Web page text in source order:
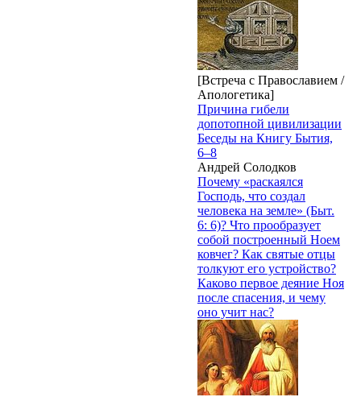
[Встреча с Православием /
Апологетика]
Причина гибели
допотопной цивилизации
Беседы на Книгу Бытия,
6–8
Андрей Солодков
Почему «раскаялся
Господь, что создал
человека на земле» (Быт.
6: 6)? Что прообразует
собой построенный Ноем
ковчег? Как святые отцы
толкуют его устройство?
Каково первое деяние Ноя
после спасения, и чему
оно учит нас?